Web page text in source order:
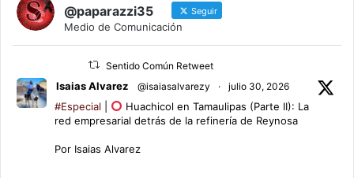
@paparazzi35 Seguir
Medio de Comunicación
Sentido Común Retweet
Isaias Alvarez @isaiasalvarezy · julio 30, 2026
#Especial
Huachicol en Tamaulipas (Parte II): La
red empresarial detrás de la refinería de Reynosa
Por Isaias Alvarez